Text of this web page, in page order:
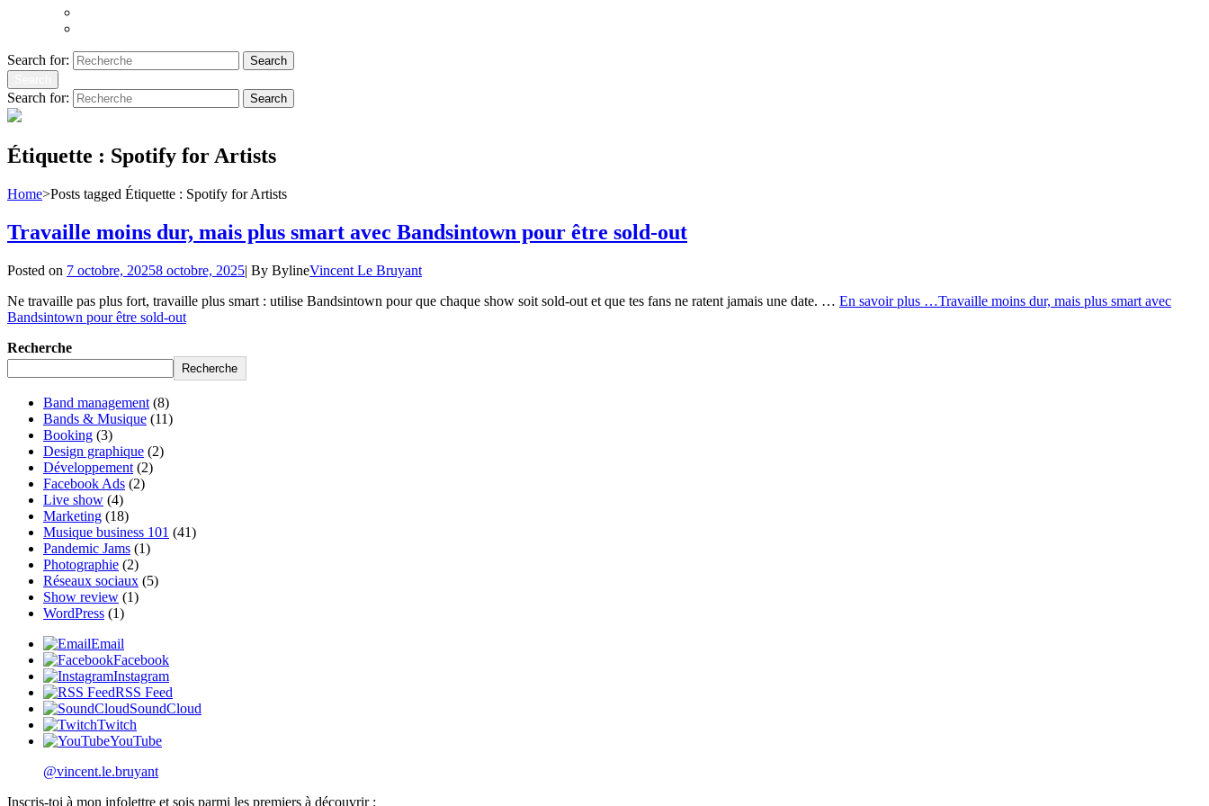
Search for:
Search
Search for: Search
Étiquette : Spotify for Artists
Home>Posts tagged Étiquette : Spotify for Artists
Travaille moins dur, mais plus smart avec Bandsintown pour être sold-out
Posted on 7 octobre, 20258 octobre, 2025| By BylineVincent Le Bruyant
Ne travaille pas plus fort, travaille plus smart : utilise Bandsintown pour que chaque show soit sold-out et que tes fans ne ratent jamais une date. … En savoir plus …Travaille moins dur, mais plus smart avec
Bandsintown pour être sold-out
Recherche
Recherche
Band management (8)
Bands & Musique (11)
Booking (3)
Design graphique (2)
Développement (2)
Facebook Ads (2)
Live show (4)
Marketing (18)
Musique business 101 (41)
Pandemic Jams (1)
Photographie (2)
Réseaux sociaux (5)
Show review (1)
WordPress (1)
Email
Facebook
Instagram
RSS Feed
SoundCloud
Twitch
YouTube
@vincent.le.bruyant
Inscris-toi à mon infolettre et sois parmi les premiers à découvrir :